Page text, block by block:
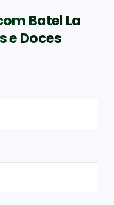
Batel La
e Doces